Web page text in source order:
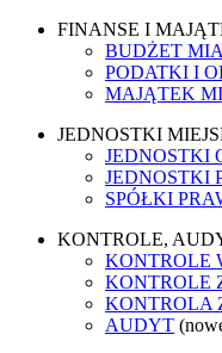
FINANSE I
BUDŻET
PODATKI I
MAJĄTEK
JEDNOSTKI
JEDNOSTKI
JEDNOSTKI
SPÓŁKI
KONTROLE,
KONTROLE
KONTROLE
KONTROLA
AUDYT